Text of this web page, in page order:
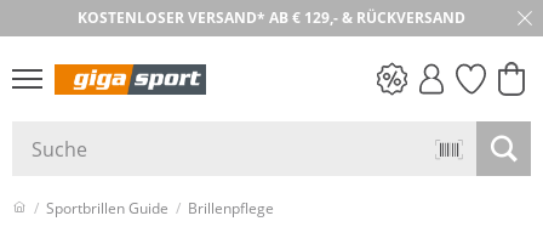
KOSTENLOSER VERSAND* AB € 129,- & RÜCKVERSAND
Sportbrillen Guide Brillenpflege